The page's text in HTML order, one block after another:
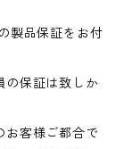
製品保証をお付
の保証は致しか
お客様ご都合で